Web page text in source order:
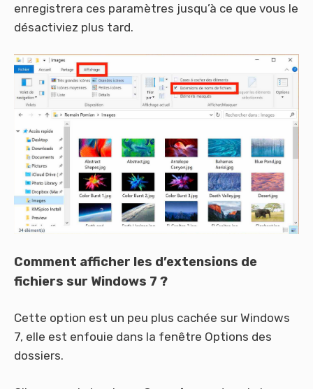
enregistrera ces paramètres jusqu’à ce que vous le
désactiviez plus tard.
Comment afficher les d’extensions de
fichiers sur Windows 7 ?
Cette option est un peu plus cachée sur Windows
7, elle est enfouie dans la fenêtre Options des
dossiers.